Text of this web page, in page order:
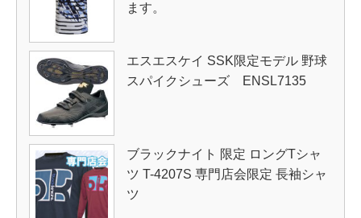
ます。
エスエスケイ SSK限定モデル 野球
スパイクシューズ ENSL7135
ブラックナイト 限定 ロングTシャ
ツ T-4207S 専門店会限定 長袖シャ
ツ